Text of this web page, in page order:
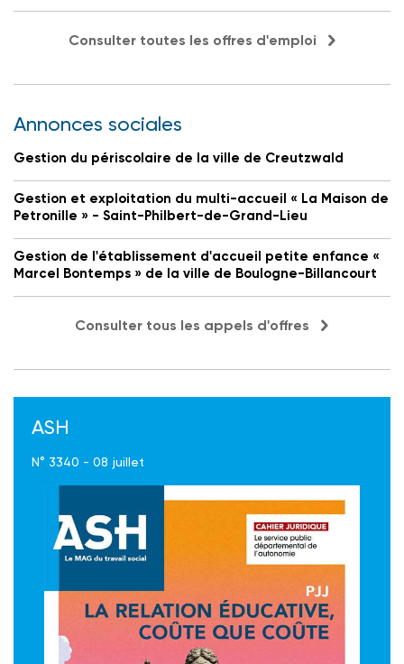
Consulter toutes les offres d'emploi
Annonces sociales
Gestion du périscolaire de la ville de Creutzwald
Gestion et exploitation du multi-accueil « La Maison de
Petronille » - Saint-Philbert-de-Grand-Lieu
Gestion de l'établissement d'accueil petite enfance «
Marcel Bontemps » de la ville de Boulogne-Billancourt
Consulter tous les appels d'offres
ASH
N° 3340 - 08 juillet